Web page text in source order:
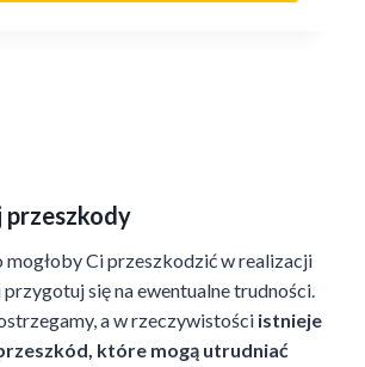
mogłoby Ci przeszkodzić w realizacji
się na ewentualne trudności.
a w rzeczywistości istnieje
które mogą utrudniać